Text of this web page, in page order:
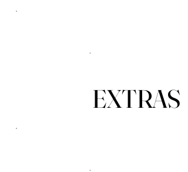
EXTRAS